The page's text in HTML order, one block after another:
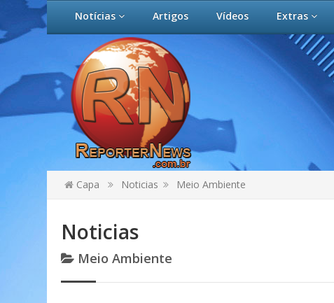
Notícias Artigos Vídeos Extras
Capa Noticias Meio Ambiente
Noticias
Meio Ambiente